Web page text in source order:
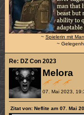
~ Spielerin mit
~
Melora
07. Mai 2023,
Re: DZ Con 2023
Zitat von: Neflite am 07. Mai